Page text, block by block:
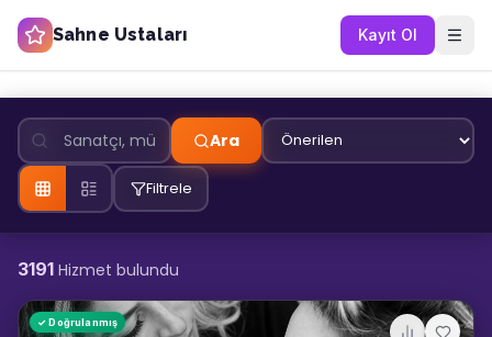
Sahne Ustaları Kayıt Ol
Ara
Filtrele
3191 Hizmet bulundu
✓ Doğrulanmış